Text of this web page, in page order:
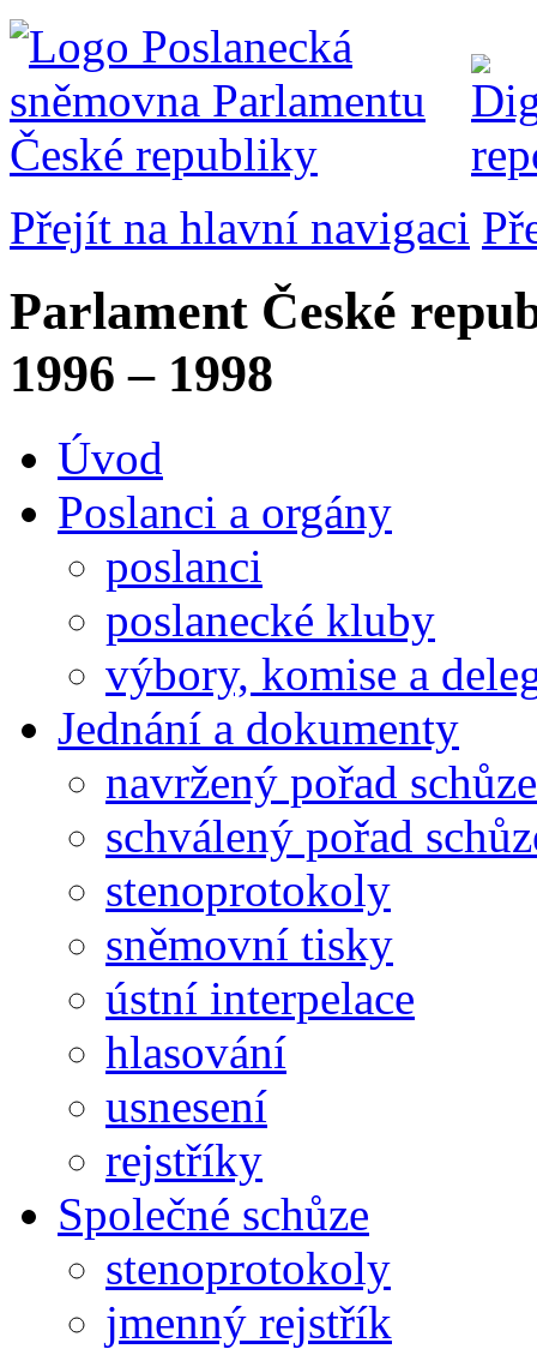
Přejít na hlavní navigaci
Parlament České
1996 – 1998
Úvod
Poslanci a orgány
poslanci
poslanecké kluby
výbory, komise a
Jednání a dokumenty
navržený pořad schůze
schválený pořad
stenoprotokoly
sněmovní tisky
ústní interpelace
hlasování
usnesení
rejstříky
Společné schůze
stenoprotokoly
jmenný rejstřík